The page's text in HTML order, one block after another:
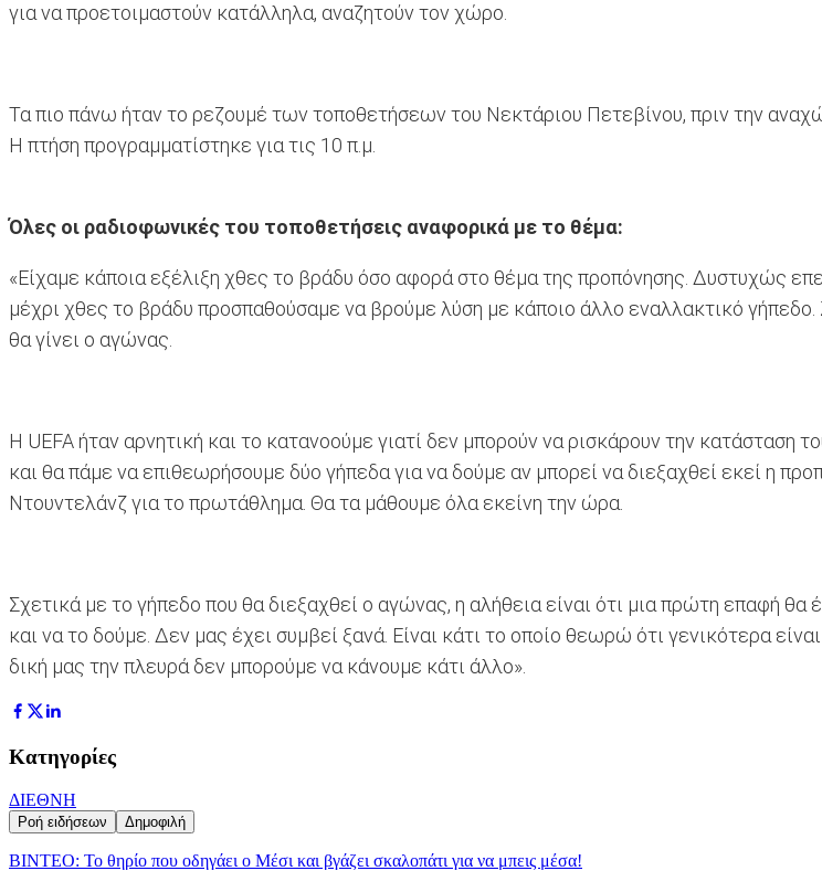
για να προετοιμαστούν κατάλληλα, αναζητούν τον χώρο.
Τα πιο πάνω ήταν το ρεζουμέ των τοποθετήσεων του Νεκτάριου Πετεβίνου, πριν την
Η πτήση προγραμματίστηκε για τις 10 π.μ.
Όλες οι ραδιοφωνικές του τοποθετήσεις αναφορικά με το θέμα:
«Είχαμε κάποια εξέλιξη χθες το βράδυ όσο αφορά στο θέμα της προπόνησης. Δυστυχώς
μέχρι χθες το βράδυ προσπαθούσαμε να βρούμε λύση με κάποιο άλλο εναλλακτικό
θα γίνει ο αγώνας.
Η UEFA ήταν αρνητική και το κατανοούμε γιατί δεν μπορούν να ρισκάρουν την
και θα πάμε να επιθεωρήσουμε δύο γήπεδα για να δούμε αν μπορεί να διεξαχθεί εκεί η
Ντουντελάνζ για το πρωτάθλημα. Θα τα μάθουμε όλα εκείνη την ώρα.
Σχετικά με το γήπεδο που θα διεξαχθεί ο αγώνας, η αλήθεια είναι ότι μια πρώτη επαφή θα
και να το δούμε. Δεν μας έχει συμβεί ξανά. Είναι κάτι το οποίο θεωρώ ότι γενικότερα
δική μας την πλευρά δεν μπορούμε να κάνουμε κάτι άλλο».
Κατηγορίες
ΔΙΕΘΝΗ
Ροή ειδήσεων Δημοφιλή
ΒΙΝΤΕΟ: Το θηρίο που οδηγάει ο Μέσι και βγάζει σκαλοπάτι για να μπεις μέσα!